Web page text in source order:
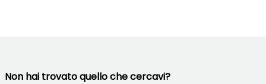
Non hai trovato quello che cercavi?